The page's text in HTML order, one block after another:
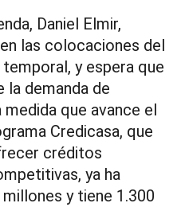
Daniel Elmir,
las colocaciones del
y espera que
la demanda de
que avance el
Credicasa, que
créditos
ya ha
y tiene 1.300